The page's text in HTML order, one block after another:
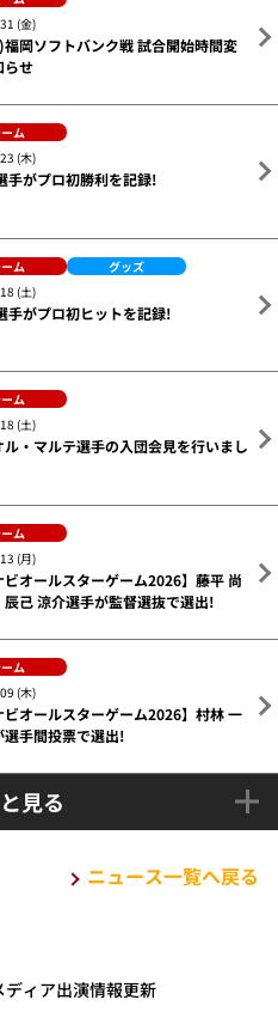
(金)
岡ソフトバンク戦 試合開始時間変
らせ
ム
(木)
手がプロ初勝利を記録!
ム
グッズ
(土)
手がプロ初ヒットを記録!
ム
(土)
ル・マルテ選手の入団会見を行いまし
ム
(月)
ビオールスターゲーム2026】藤平 尚
辰己 涼介選手が監督選抜で選出!
ム
(木)
ビオールスターゲーム2026】村林 一
選手間投票で選出!
見る
ニュース一覧へ戻る
ディア出演情報更新